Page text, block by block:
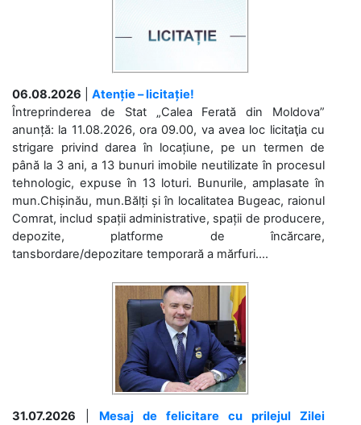
06.08.2026
Atenție – licitație!
Întreprinderea de Stat „Calea Ferată din Moldova”
anunță: la 11.08.2026, ora 09.00, va avea loc licitaţia cu
strigare privind darea în locațiune, pe un termen de
până la 3 ani, a 13 bunuri imobile neutilizate în procesul
tehnologic, expuse în 13 loturi. Bunurile, amplasate în
mun.Chișinău, mun.Bălți și în localitatea Bugeac, raionul
Comrat, includ spații administrative, spații de producere,
depozite, platforme de încărcare,
tansbordare/depozitare temporară a mărfuri....
31.07.2026
Mesaj de felicitare cu prilejul Zilei